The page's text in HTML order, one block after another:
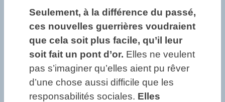
Seulement, à la différence du passé,
ces nouvelles guerrières voudraient
que cela soit plus facile, qu’il leur
soit fait un pont d’or. Elles ne veulent
pas s’imaginer qu’elles aient pu rêver
d’une chose aussi difficile que les
responsabilités sociales. Elles